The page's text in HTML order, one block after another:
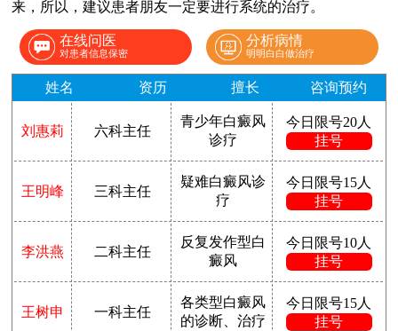
来，所以，建议患者朋友一定要进行系统的治疗。
在线问医
对患者信息保密
分析病情
明明白白做治疗
姓名 资历 擅长 咨询预约
刘惠莉 六科主任
青少年白癜风
诊疗
今日限号20人
挂号
王明峰 三科主任
疑难白癜风诊
疗
今日限号15人
挂号
李洪燕 二科主任
反复发作型白
癜风
今日限号10人
挂号
王树申 一科主任
各类型白癜风
的诊断、治疗
今日限号15人
挂号